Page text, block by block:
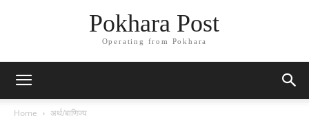
Pokhara Post
Operating from Pokhara
Home अर्थ/बाणिज्य